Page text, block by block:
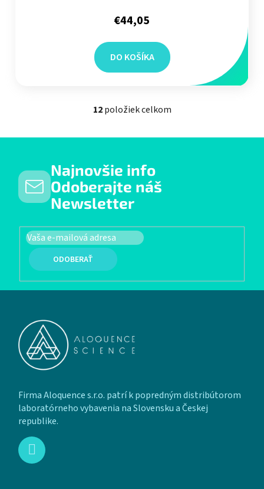
€44,05
DO KOŠÍKA
Ovládacie prvky výpisu
12položiek celkom
Najnovšie info
Odoberajte náš
Newsletter
PRIHLÁSIŤ SA
Firma Aloquence s.r.o. patrí k popredným distribútorom
laboratórneho vybavenia na Slovensku a Českej
republike.